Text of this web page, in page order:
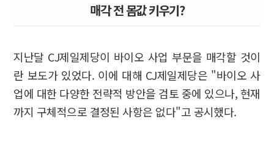
매각 전 몸값 키우기?
지난달 CJ제일제당이 바이오 사업 부문을 매각할 것이
란 보도가 있었다. 이에 대해 CJ제일제당은 "바이오 사
업에 대한 다양한 전략적 방안을 검토 중에 있으나, 현재
까지 구체적으로 결정된 사항은 없다"고 공시했다.